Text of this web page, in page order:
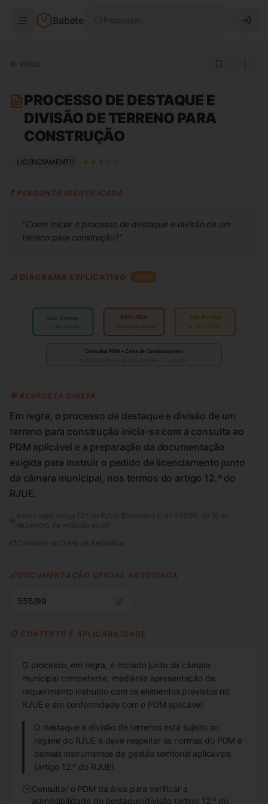
Babete Pesquisar...
Voltar
PROCESSO DE DESTAQUE E
DIVISÃO DE TERRENO PARA
CONSTRUÇÃO
LICENCIAMENTO ★ ★ ★
❓ PERGUNTA IDENTIFICADA
"Como iniciar o processo de destaque e divisão de um
terreno para construção?"
📐 DIAGRAMA EXPLICATIVO BETA
Solo Urbano
✓ Pode edificar
RAN / REN
✗ Restrições severas
Solo Rústico
⚠ Muito limitado
Consultar PDM + Carta de Condicionantes
🎯 RESPOSTA DIRETA
Em regra, o processo de destaque e divisão de um
terreno para construção inicia-se com a consulta ao
PDM aplicável e a preparação da documentação
exigida para instruir o pedido de licenciamento junto
da câmara municipal, nos termos do artigo 12.º do
RJUE.
Base Legal: Artigo 12.º do RJUE (Decreto-Lei n.º 555/99, de 16 de
dezembro, na redação atual)
Consultar no Diário da República
DOCUMENTAÇÃO OFICIAL ASSOCIADA
555/99
📋 CONTEXTO E APLICABILIDADE
O processo, em regra, é iniciado junto da câmara
municipal competente, mediante apresentação de
requerimento instruído com os elementos previstos no
RJUE e em conformidade com o PDM aplicável.
O destaque e divisão de terrenos está sujeito ao
regime do RJUE e deve respeitar as normas do PDM e
demais instrumentos de gestão territorial aplicáveis
(artigo 12.º do RJUE).
Consultar o PDM da área para verificar a
admissibilidade do destaque/divisão (artigo 12.º do